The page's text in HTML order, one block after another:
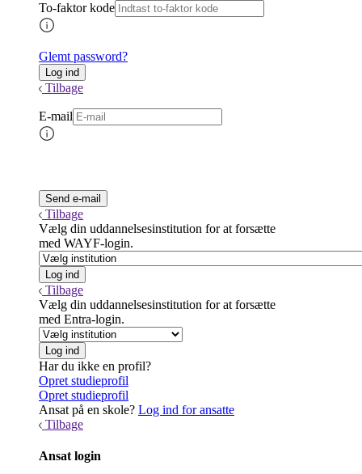
To-faktor kode
Glemt password?
Tilbage
E-mail
Tilbage
Vælg din uddannelsesinstitution for at forsætte
med WAYF-login.
Tilbage
Vælg din uddannelsesinstitution for at forsætte
med Entra-login.
Har du ikke en profil?
Opret studieprofil
Opret studieprofil
Ansat på en skole? Log ind for ansatte
Tilbage
Ansat login